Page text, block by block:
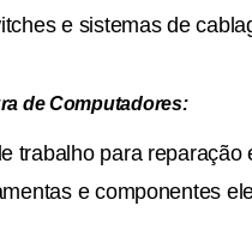
e sistemas de
de Computadores:
trabalho para
e componentes